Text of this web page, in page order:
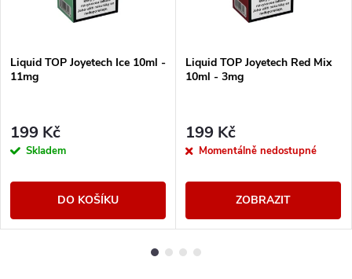
Liquid TOP Joyetech Ice 10ml -
11mg
199 Kč
Skladem
DO KOŠÍKU
Liquid TOP Joyetech Red Mix
10ml - 3mg
199 Kč
Momentálně nedostupné
ZOBRAZIT